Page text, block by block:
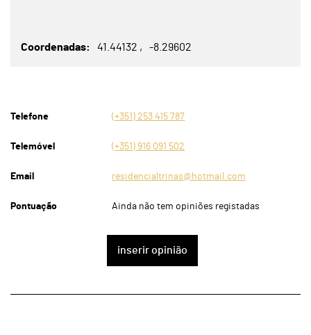
Coordenadas 41.44132 -8.29602
Telefone (+351) 253 415 787
Telemóvel (+351) 916 091 502
Email residencialtrinas@hotmail.com
Pontuação Ainda não tem opiniões registadas
inserir opinião